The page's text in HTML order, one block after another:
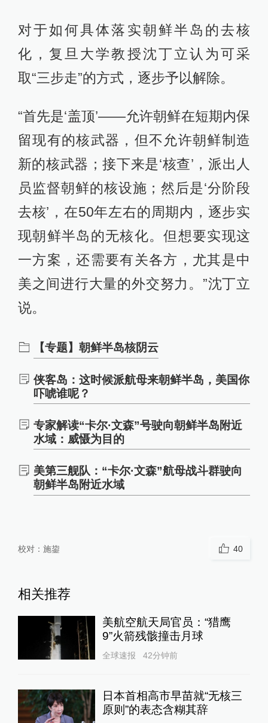
对于如何具体落实朝鲜半岛的去核
化，复旦大学教授沈丁立认为可采
取“三步走”的方式，逐步予以解除。
“首先是‘盖顶’——允许朝鲜在短期内保
留现有的核武器，但不允许朝鲜制造
新的核武器；接下来是‘核查’，派出人
员监督朝鲜的核设施；然后是‘分阶段
去核’，在50年左右的周期内，逐步实
现朝鲜半岛的无核化。但想要实现这
一方案，还需要有关各方，尤其是中
美之间进行大量的外交努力。”沈丁立
说。
【专题】朝鲜半岛核阴云
侠客岛：这时候派航母来朝鲜半岛，美国你
吓唬谁呢？
专家解读“卡尔·文森”号驶向朝鲜半岛附近
水域：威慑为目的
美第三舰队：“卡尔·文森”航母战斗群驶向
朝鲜半岛附近水域
校对： 施鋆 40
相关推荐
美航空航天局官员：“猎鹰
9”火箭残骸撞击月球
全球速报 42分钟前
日本首相高市早苗就“无核三
原则”的表态含糊其辞